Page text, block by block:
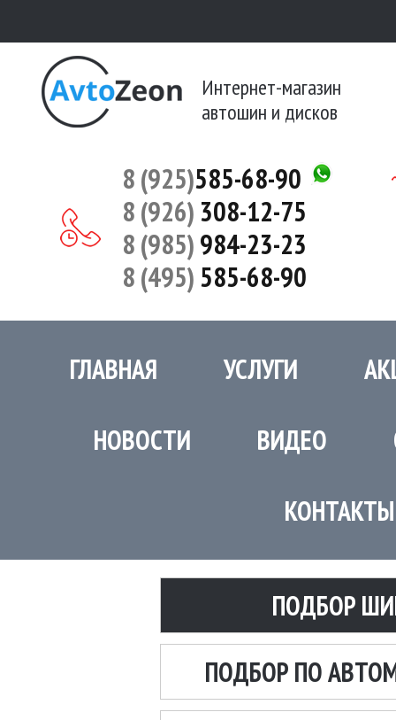
Интернет-магазин
автошин и дисков
8 (925)585-68-90
8 (926) 308-12-75
8 (985)984-23-23
8 (495)585-68-90
ГЛАВНАЯ УСЛУГИ
НОВОСТИ ВИДЕО
КОНТАКТЫ
ПОДБОР
ПОДБОР ПО